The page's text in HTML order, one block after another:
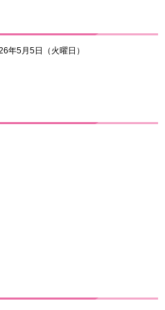
年5月5日（火曜日）